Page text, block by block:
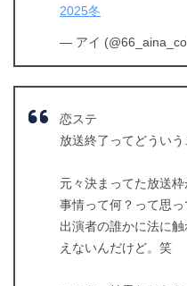
2025冬
— アイ
恋ステ
放送終了ってどういう
元々決まってた放送
事情って何？って思
出演者の誰かに法に
えないんだけど。笑